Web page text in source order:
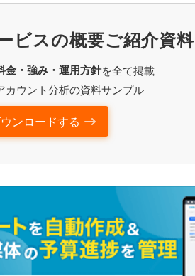
ビスの概要ご紹介資料
金・強み・運用方針を全て掲載
カウント分析の資料サンプル
ンロードする